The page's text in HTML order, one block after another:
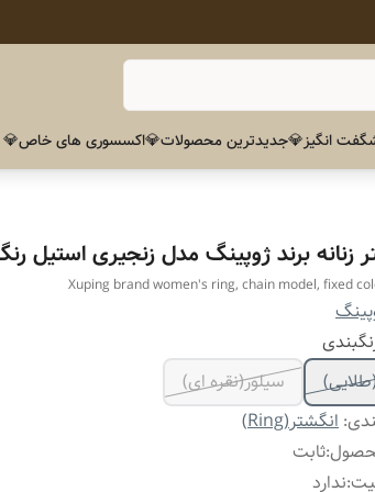
انگیز💎جدیدترین محصولات💎اکسسوری های خاص💎
زنانه برند ژوپینگ مدل زنجیری استیل
Xuping brand women's ring, chain model, fixed
سیلور(نقره ای)
: انگشتر(Ring)
:ثابت
:ندارد